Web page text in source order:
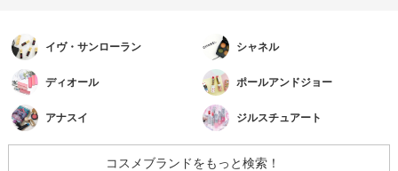
イヴ・サンローラン シャネル
ディオール ポールアンドジョー
アナスイ ジルスチュアート
コスメブランドをもっと検索！